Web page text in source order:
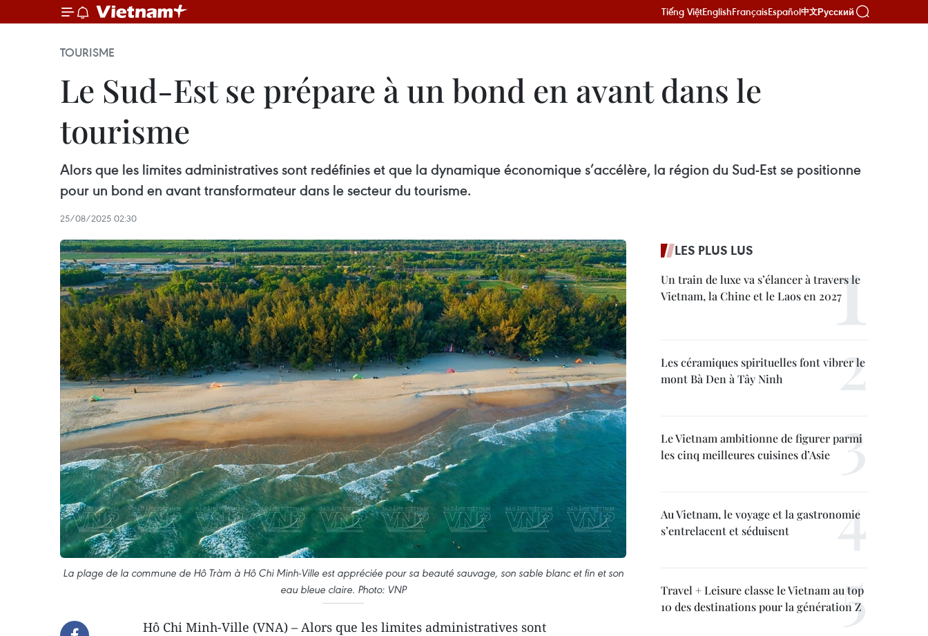
Tiếng ViệtEnglishFrançaisEspañol中文Русский
TOURISME
Le Sud-Est se prépare à un bond en avant dans le
tourisme
Alors que les limites administratives sont redéfinies et que la dynamique économique s’accélère, la région du Sud-Est se positionne
pour un bond en avant transformateur dans le secteur du tourisme.
25/08/2025 02:30
La plage de la commune de Hô Tràm à Hô Chi Minh-Ville est appréciée pour sa beauté sauvage, son sable blanc et fin et son
eau bleue claire. Photo: VNP
Hô Chi Minh-Ville (VNA) – Alors que les limites administratives sont
LES PLUS LUS
Un train de luxe va s’élancer à travers le
Vietnam, la Chine et le Laos en 2027
Les céramiques spirituelles font vibrer le
mont Bà Den à Tây Ninh
Le Vietnam ambitionne de figurer parmi
les cinq meilleures cuisines d’Asie
Au Vietnam, le voyage et la gastronomie
s’entrelacent et séduisent
Travel + Leisure classe le Vietnam au top
10 des destinations pour la génération Z